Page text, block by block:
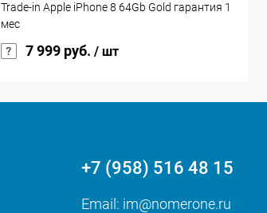
Trade-in Apple iPhone 8 64Gb Gold гарантия 1
мес
7 999 руб. / шт
+7 (958) 516 48 15
Email: im@nomerone.ru